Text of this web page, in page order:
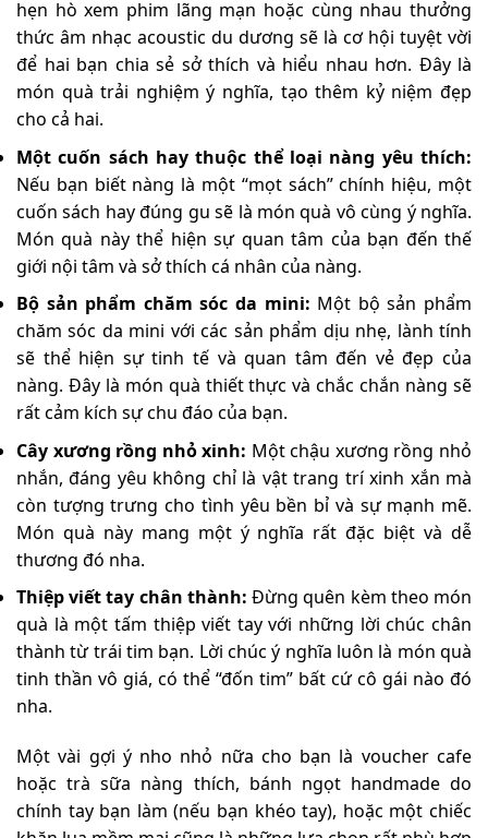
hẹn hò xem phim lãng mạn hoặc cùng nhau thưởng
thức âm nhạc acoustic du dương sẽ là cơ hội tuyệt vời
để hai bạn chia sẻ sở thích và hiểu nhau hơn. Đây là
món quà trải nghiệm ý nghĩa, tạo thêm kỷ niệm đẹp
cho cả hai.
Một cuốn sách hay thuộc thể loại nàng yêu thích:
Nếu bạn biết nàng là một “mọt sách” chính hiệu, một
cuốn sách hay đúng gu sẽ là món quà vô cùng ý nghĩa.
Món quà này thể hiện sự quan tâm của bạn đến thế
giới nội tâm và sở thích cá nhân của nàng.
Bộ sản phẩm chăm sóc da mini: Một bộ sản phẩm
chăm sóc da mini với các sản phẩm dịu nhẹ, lành tính
sẽ thể hiện sự tinh tế và quan tâm đến vẻ đẹp của
nàng. Đây là món quà thiết thực và chắc chắn nàng sẽ
rất cảm kích sự chu đáo của bạn.
Cây xương rồng nhỏ xinh: Một chậu xương rồng nhỏ
nhắn, đáng yêu không chỉ là vật trang trí xinh xắn mà
còn tượng trưng cho tình yêu bền bỉ và sự mạnh mẽ.
Món quà này mang một ý nghĩa rất đặc biệt và dễ
thương đó nha.
Thiệp viết tay chân thành: Đừng quên kèm theo món
quà là một tấm thiệp viết tay với những lời chúc chân
thành từ trái tim bạn. Lời chúc ý nghĩa luôn là món quà
tinh thần vô giá, có thể “đốn tim” bất cứ cô gái nào đó
nha.
Một vài gợi ý nho nhỏ nữa cho bạn là voucher cafe
hoặc trà sữa nàng thích, bánh ngọt handmade do
chính tay bạn làm (nếu bạn khéo tay), hoặc một chiếc